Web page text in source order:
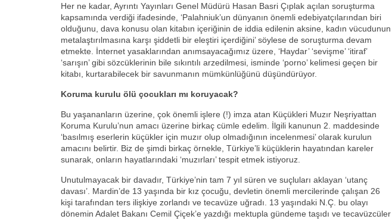
Her ne kadar, Ayrıntı Yayınları Genel Müdürü Hasan Basri Çıplak açılan soruşturma
kapsamında verdiği ifadesinde, ‘Palahniuk’un dünyanın önemli edebiyatçılarından biri
olduğunu, dava konusu olan kitabın içeriğinin de iddia edilenin aksine, kadın vücudunun
metalaştırılmasına karşı şiddetli bir eleştiri içerdiğini’ söylese de soruşturma devam
etmekte. İnternet yasaklarından anımsayacağımız üzere, ‘Haydar’ ‘sevişme’ ‘itiraf’
‘sarışın’ gibi sözcüklerinin bile sıkıntılı arzedilmesi, isminde ‘porno’ kelimesi geçen bir
kitabı, kurtarabilecek bir savunmanın mümkünlüğünü düşündürüyor.
Koruma kurulu ölü çocukları mı koruyacak?
Bu yaşananların üzerine, çok önemli işlere (!) imza atan Küçükleri Muzır Neşriyattan
Koruma Kurulu’nun amacı üzerine birkaç cümle edelim. İlgili kanunun 2. maddesinde
‘basılmış eserlerin küçükler için muzır olup olmadığının incelenmesi’ olarak kurulun
amacını belirtir. Biz de şimdi birkaç örnekle, Türkiye’li küçüklerin hayatından kareler
sunarak, onların hayatlarındaki ‘muzırları’ tespit etmek istiyoruz.
Unutulmayacak bir davadır, Türkiye’nin tam 7 yıl süren ve suçluları aklayan ‘utanç
davası’. Mardin’de 13 yaşında bir kız çocuğu, devletin önemli mercilerinde çalışan 26
kişi tarafından ters ilişkiye zorlandı ve tecavüze uğradı. 13 yaşındaki N.Ç. bu olayı
dönemin Adalet Bakanı Cemil Çiçek’e yazdığı mektupla gündeme taşıdı ve tecavüzcüler